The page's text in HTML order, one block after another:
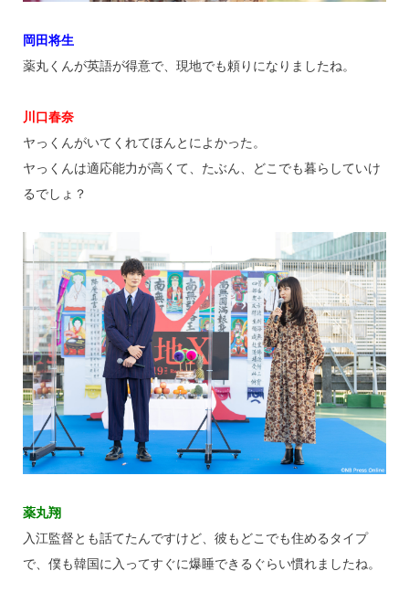
岡田将生
薬丸くんが英語が得意で、現地でも頼りになりましたね。
川口春奈
ヤっくんがいてくれてほんとによかった。
ヤっくんは適応能力が高くて、たぶん、どこでも暮らしていけ
るでしょ？
薬丸翔
入江監督とも話てたんですけど、彼もどこでも住めるタイプ
で、僕も韓国に入ってすぐに爆睡できるぐらい慣れましたね。